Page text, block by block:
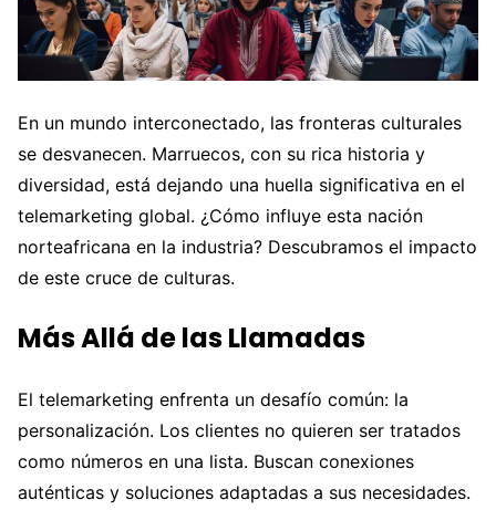
En un mundo interconectado, las fronteras culturales
se desvanecen. Marruecos, con su rica historia y
diversidad, está dejando una huella significativa en el
telemarketing global. ¿Cómo influye esta nación
norteafricana en la industria? Descubramos el impacto
de este cruce de culturas.
Más Allá de las Llamadas
El telemarketing enfrenta un desafío común: la
personalización. Los clientes no quieren ser tratados
como números en una lista. Buscan conexiones
auténticas y soluciones adaptadas a sus necesidades.